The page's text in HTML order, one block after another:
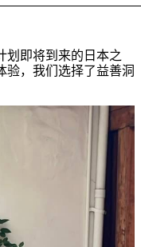
划即将到来的日本之
验，我们选择了益善洞